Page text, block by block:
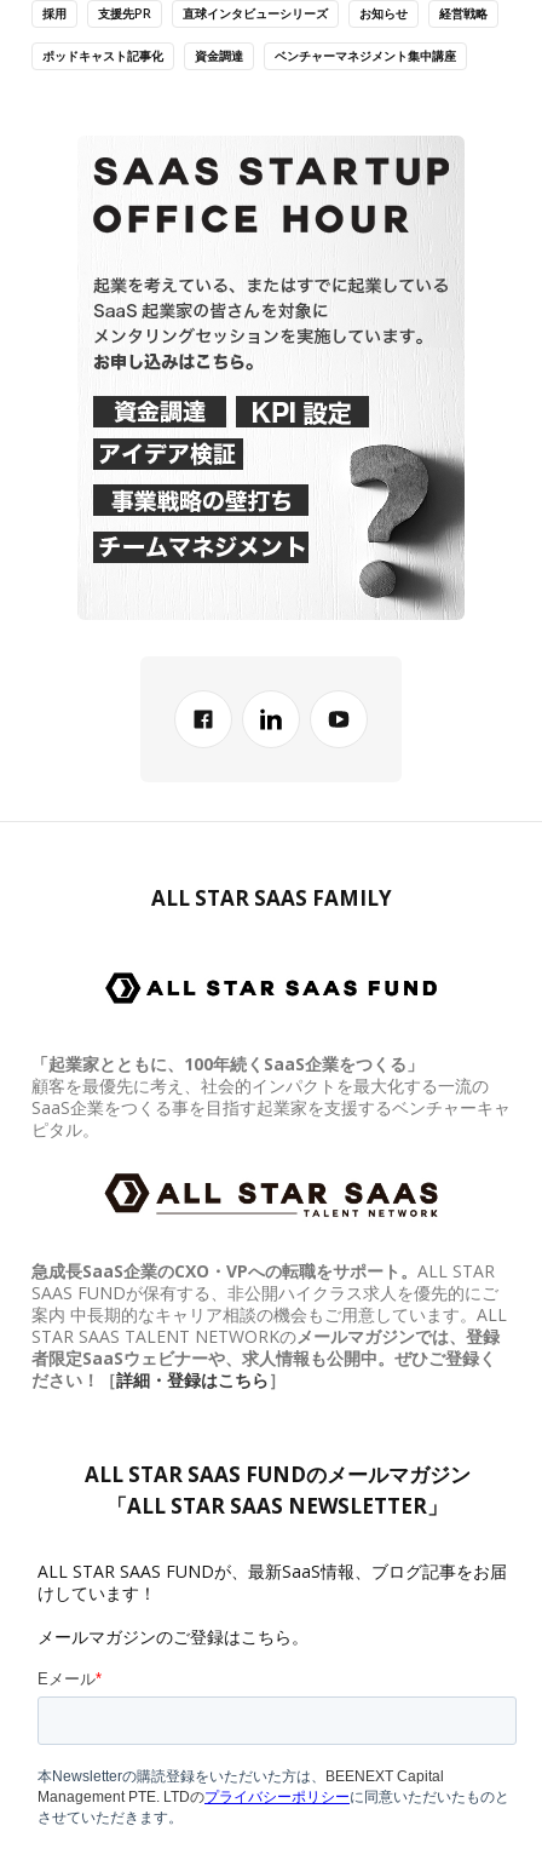
採用 支援先PR 直球インタビューシリーズ お知らせ 経営戦略
ポッドキャスト記事化 資金調達 ベンチャーマネジメント集中講座
ALL STAR SAAS FAMILY
「起業家とともに、100年続くSaaS企業をつくる」
顧客を最優先に考え、社会的インパクトを最大化する一流の
SaaS企業をつくる事を目指す起業家を支援するベンチャーキャ
ピタル。
急成長SaaS企業のCXO・VPへの転職をサポート。 ALL STAR
SAAS FUNDが保有する、非公開ハイクラス求人を優先的にご
案内 中長期的なキャリア相談の機会もご用意しています。ALL
STAR SAAS TALENT NETWORKのメールマガジンでは、登録
者限定SaaSウェビナーや、求人情報も公開中。ぜひご登録く
ださい！［詳細・登録はこちら］
ALL STAR SAAS FUNDのメールマガジン
「ALL STAR SAAS NEWSLETTER」
ALL STAR SAAS FUNDが、最新SaaS情報、ブログ記事をお届
けしています！
メールマガジンのご登録はこちら。